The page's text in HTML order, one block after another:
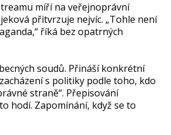
míří na veřejnoprávní
přitvrzuje nejvíc. „Tohle není
říká bez opatrných
soudů. Přináší konkrétní
s politiky podle toho, kdo
straně“. Přepisování
hodí. Zapomínání, když se to